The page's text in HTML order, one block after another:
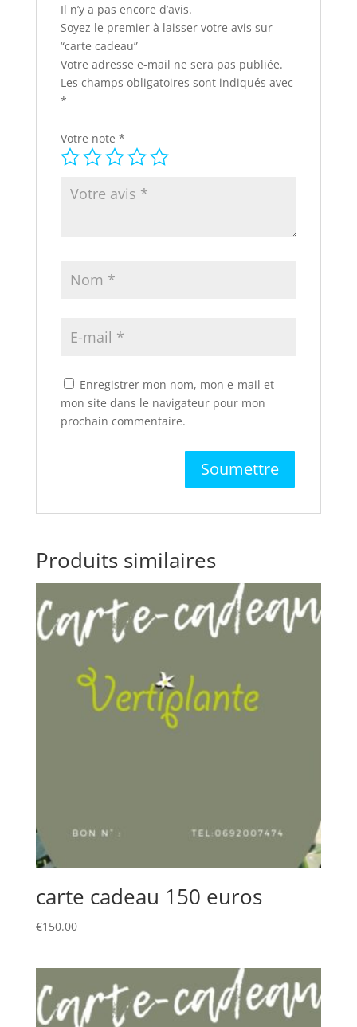
Il n’y a pas encore d’avis.
Soyez le premier à laisser votre avis sur
“carte cadeau”
Votre adresse e-mail ne sera pas publiée.
Les champs obligatoires sont indiqués avec
*
Votre note *
Enregistrer mon nom, mon e-mail et
mon site dans le navigateur pour mon
prochain commentaire.
Produits similaires
carte cadeau 150 euros
€150.00